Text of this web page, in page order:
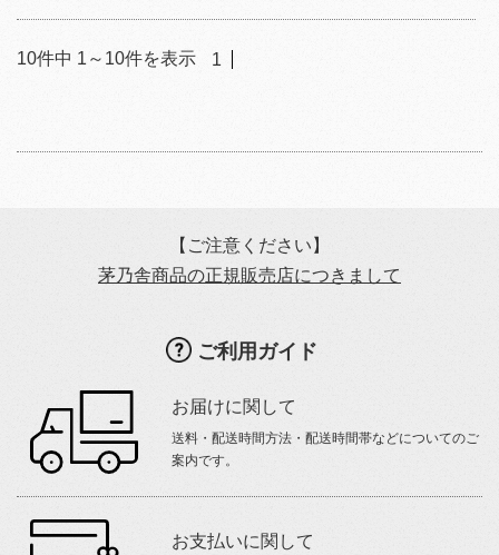
10件中 1 ～ 10件を表示 1
【ご注意ください】
茅乃舎商品の正規販売店につきまして
ご利用ガイド
お届けに関して
送料・配送時間方法・配送時間帯などについてのご
案内です。
お支払いに関して